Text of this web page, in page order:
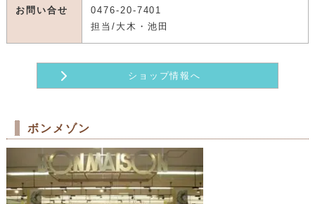
お問い合せ
0476-20-7401
担当/大木・池田
ショップ情報へ
ボンメゾン